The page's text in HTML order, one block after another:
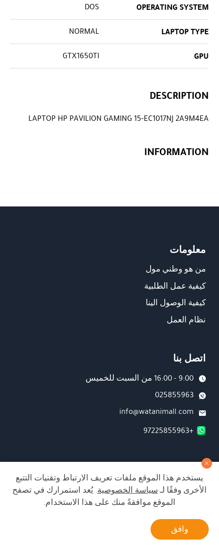
OPERATING SYSTEM
DOS
LAPTOP TYPE
NORMAL
GPU
GTX1650TI
DESCRIPTION
LAPTOP HP PAVILION GAMING 15-EC1017NJ 2A9M4EA
INFORMATION
معلومات
من هو وطني مول
كيفية عمل الطلبية
كيفية الوصول الينا
نظام العمل
اتصل بنا
9:00 - 16:00 من السبت للخميس
025855963
info@watanimall.com
+97225855963
فروع
تابعونا على صفحة الفيسبوك
تابعونا على انستغرام
يستخدم هذا الموقع ملفات تعريف الارتباط وتقنيات التتبع
الأخرى وفقًا لـسياسة الخصوصية. يُعد استمرارك في تصفح
الموقع موافقةً منك على هذا الاستخدام.
وافق